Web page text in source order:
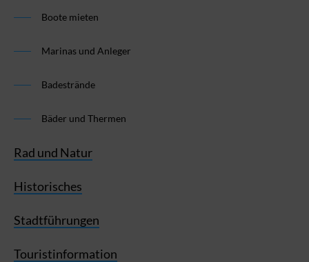
Boote mieten
Marinas und Anleger
Badestrände
Bäder und Thermen
Rad und Natur
Historisches
Stadtführungen
Touristinformation